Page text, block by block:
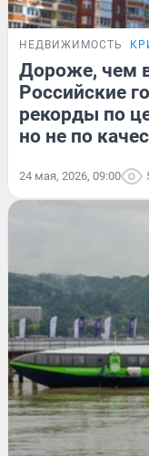
НЕДВИЖИМОСТЬ
Дороже, чем
Российские
рекорды по
но не по
24 мая, 2026, 09:00